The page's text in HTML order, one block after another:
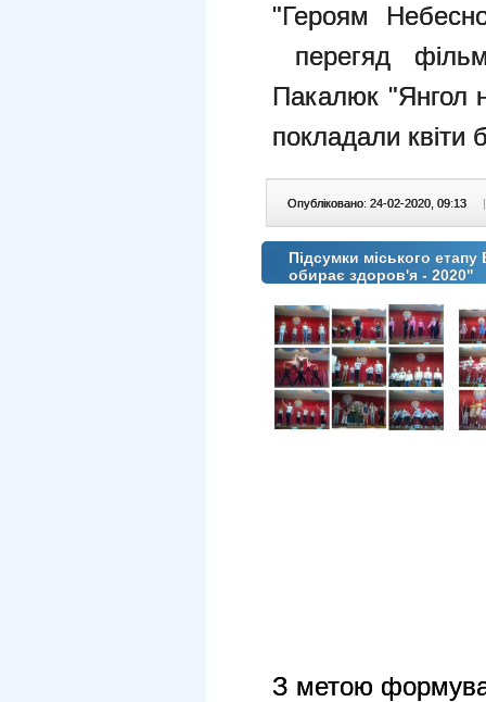
"Героям
перегяд
Пакалюк "Янгол
покладали квіти
Опубліковано: 24-02-2020, 09:13 |
Підсумки міського
обирає здоров'я - 2020"
З метою